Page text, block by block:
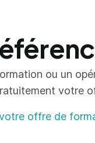
ou un
votre
offre de